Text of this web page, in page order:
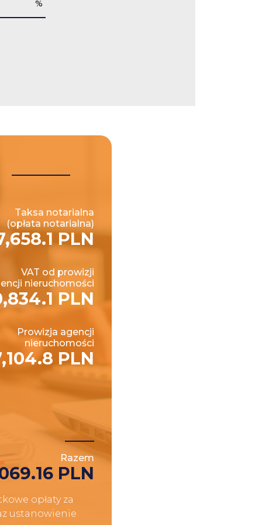
%
Taksa notarialna
(opłata notarialna)
PLN
VAT od prowizji
nieruchomości
PLN
Prowizja agencji
nieruchomości
PLN
Razem
PLN
opłaty za
ustanowienie